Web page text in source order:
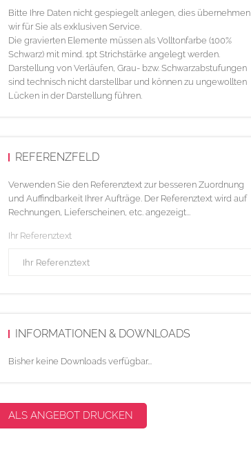
Bitte Ihre Daten nicht gespiegelt anlegen, dies übernehmen
wir für Sie als exklusiven Service.
Die gravierten Elemente müssen als Volltonfarbe (100%
Schwarz) mit mind. 1pt Strichstärke angelegt werden.
Darstellung von Verläufen, Grau- bzw. Schwarzabstufungen
sind technisch nicht darstellbar und können zu ungewollten
Lücken in der Darstellung führen.
REFERENZFELD
Verwenden Sie den Referenztext zur besseren Zuordnung
und Auffindbarkeit Ihrer Aufträge. Der Referenztext wird auf
Rechnungen, Lieferscheinen, etc. angezeigt...
Ihr Referenztext
INFORMATIONEN & DOWNLOADS
Bisher keine Downloads verfügbar...
ALS ANGEBOT DRUCKEN